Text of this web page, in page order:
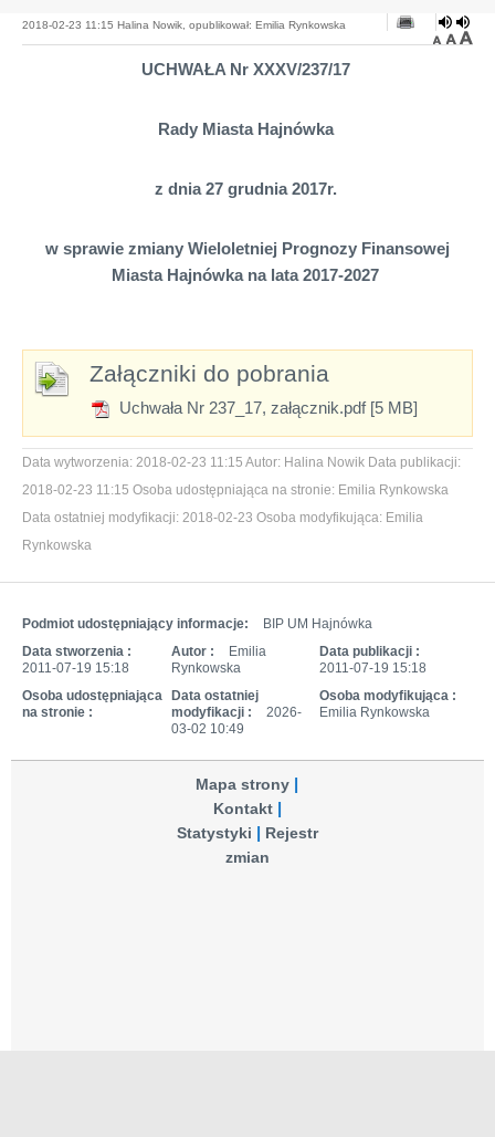
2018-02-23 11:15 Halina Nowik, opublikował: Emilia Rynkowska
UCHWAŁA Nr XXXV/237/17
Rady Miasta Hajnówka
z dnia 27 grudnia 2017r.
w sprawie zmiany Wieloletniej Prognozy Finansowej
Miasta Hajnówka na lata 2017-2027
Załączniki do pobrania
Uchwała Nr 237_17, załącznik.pdf [5 MB]
Data wytworzenia: 2018-02-23 11:15 Autor: Halina Nowik Data publikacji:
2018-02-23 11:15 Osoba udostępniająca na stronie: Emilia Rynkowska
Data ostatniej modyfikacji: 2018-02-23 Osoba modyfikująca: Emilia
Rynkowska
Podmiot udostępniający informacje:
BIP UM Hajnówka
Data stworzenia :
2011-07-19 15:18
Autor :
Emilia
Rynkowska
Data publikacji :
2011-07-19 15:18
Osoba udostępniająca
na stronie :
Data ostatniej
modyfikacji :
2026-
03-02 10:49
Osoba modyfikująca :
Emilia Rynkowska
Mapa strony
Kontakt
Statystyki
Rejestr
zmian